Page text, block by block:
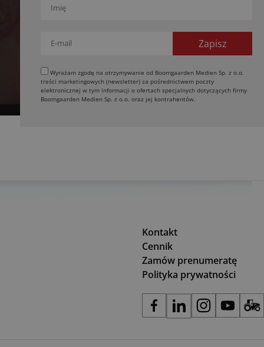
Wyrażam zgodę na otrzymywanie od Boomgaarden Medien Sp. z o.o.
treści marketingowych (newsletter) za pośrednictwem poczty
elektronicznej w tym informacji o ofertach specjalnych dotyczących firmy
Boomgaarden Medien Sp. z o.o. oraz jej kontrahentów.
Kontakt
Cennik
Zamów prenumeratę
Polityka prywatności